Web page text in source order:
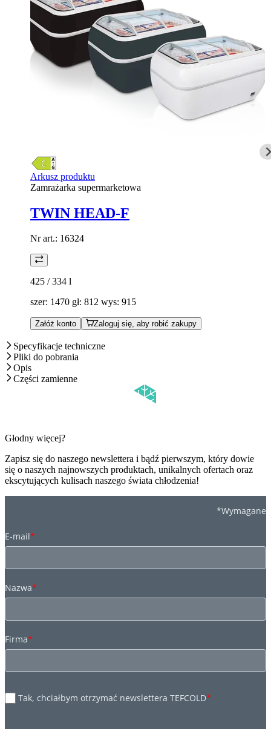
Arkusz produktu
Zamrażarka supermarketowa
TWIN HEAD-F
Nr art.: 16324
425 / 334 l
szer: 1470 gł: 812 wys: 915
Załóż konto Zaloguj się, aby robić zakupy
Specyfikacje techniczne
Pliki do pobrania
Opis
Części zamienne
Głodny więcej?
Zapisz się do naszego newslettera i bądź pierwszym, który dowie
się o naszych najnowszych produktach, unikalnych ofertach oraz
ekscytujących kulisach naszego świata chłodzenia!
*Wymagane
E-mail*
Nazwa*
Firma*
Tak, chciałbym otrzymać newslettera TEFCOLD*